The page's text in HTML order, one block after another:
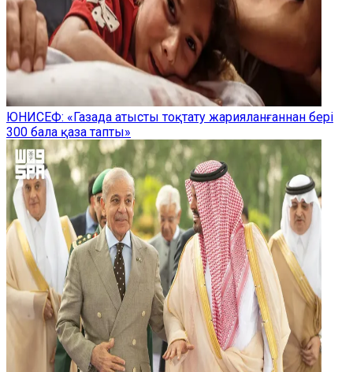
ЮНИСЕФ: «Газада атысты тоқтату жарияланғаннан бері
300 бала қаза тапты»